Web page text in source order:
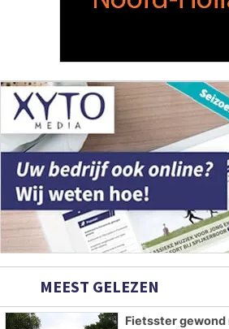
MEEST GELEZEN
Fietsster gewond